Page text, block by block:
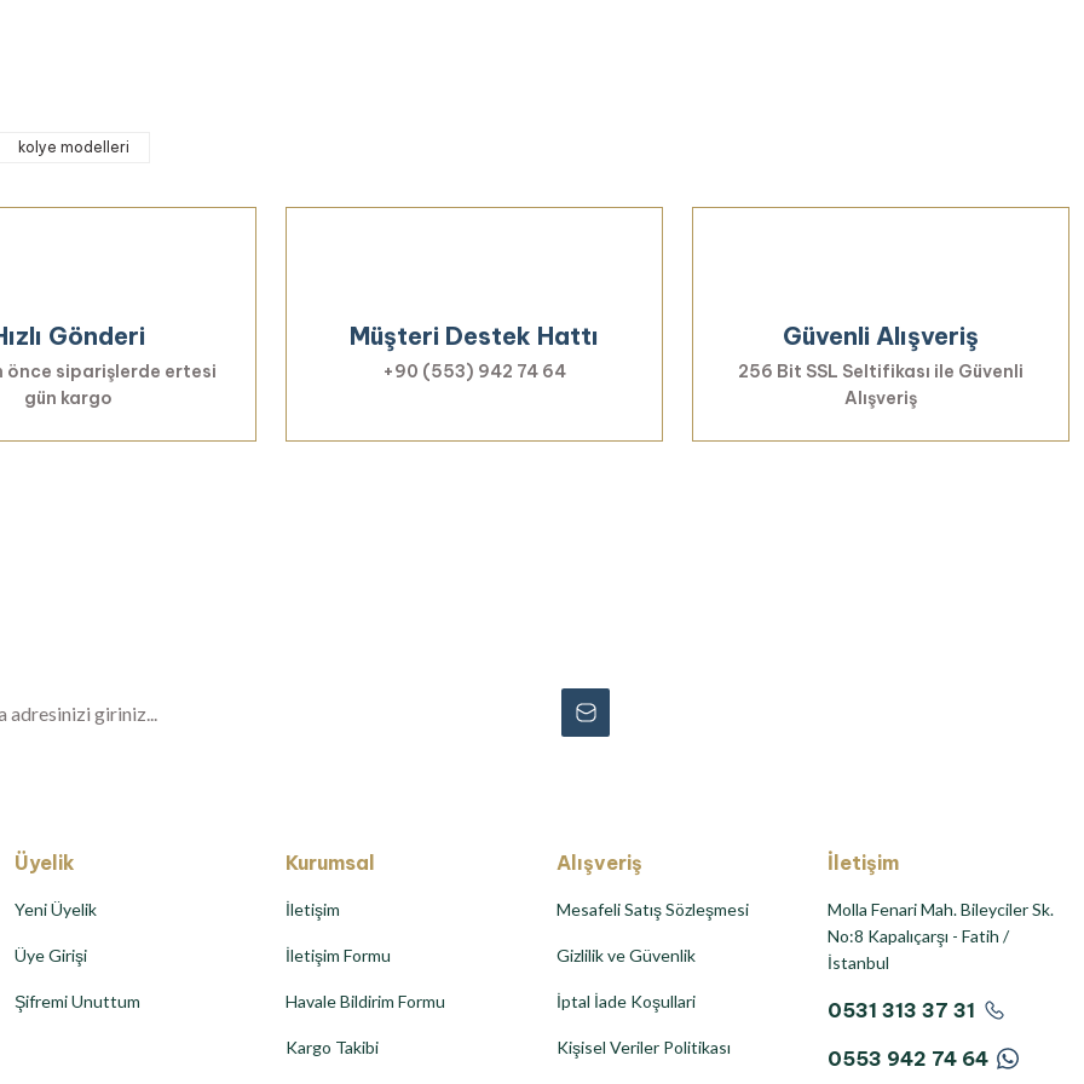
kolye modelleri
Gönderi
önce siparişlerde ertesi
gün kargo
Müşteri Destek Hattı
+90 (553) 942 74 64
Güvenli Alışveriş
256 Bit SSL Seltifikası ile Güvenli
Alışveriş
Üyelik
Yeni Üyelik
Üye Girişi
Şifremi Unuttum
Kurumsal
İletişim
İletişim Formu
Havale Bildirim Formu
Kargo Takibi
Alışveriş
Mesafeli Satış Sözleşmesi
Gizlilik ve Güvenlik
İptal İade Koşullari
Kişisel Veriler Politikası
İletişim
Molla Fenari Mah. Bileyciler Sk.
No:8 Kapalıçarşı - Fatih /
İstanbul
0531 313 37 31
0553 942 74 64